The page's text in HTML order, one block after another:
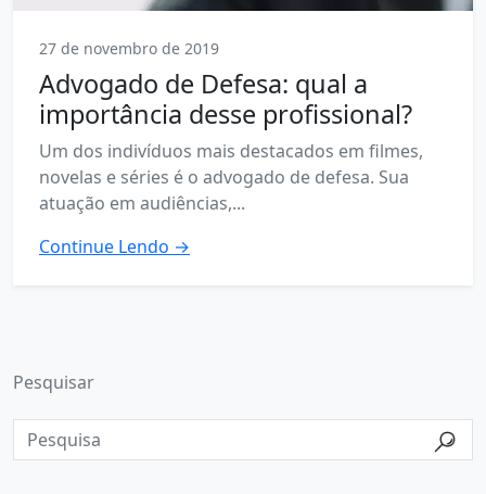
27 de novembro de 2019
Advogado de Defesa: qual a
importância desse profissional?
Um dos indivíduos mais destacados em filmes,
novelas e séries é o advogado de defesa. Sua
atuação em audiências,...
Continue Lendo →
Pesquisar